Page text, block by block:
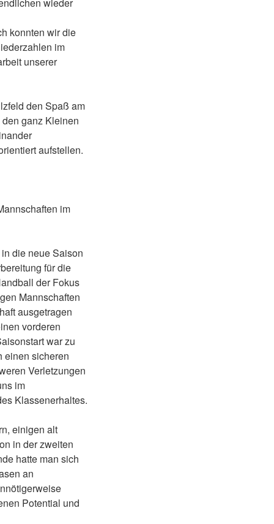
wieder
konnten wir die
im
unserer
den Spaß am
ganz Kleinen
aufstellen.
im
die neue Saison
für die
der Fokus
Mannschaften
ausgetragen
vorderen
war zu
einen sicheren
Verletzungen
im
Klassenerhaltes.
einigen alt
in der zweiten
hatte man sich
an
Potential und